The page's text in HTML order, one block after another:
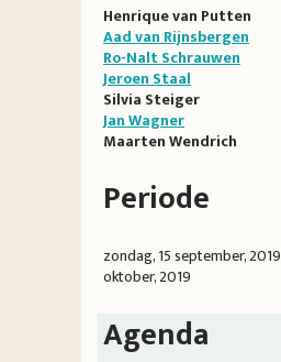
Henrique van Putten
Aad van Rijnsbergen
Ro-Nalt Schrauwen
Jeroen Staal
Silvia Steiger
Jan Wagner
Maarten Wendrich
Periode
zondag, 15 september, 2019
oktober, 2019
Agenda